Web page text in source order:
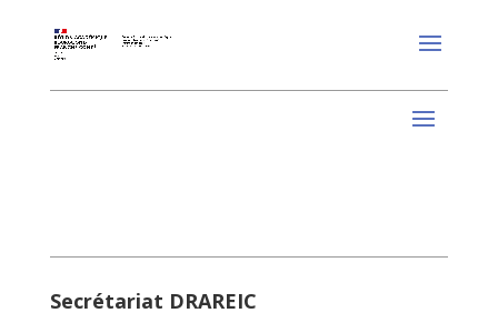
Secrétariat DRAREIC